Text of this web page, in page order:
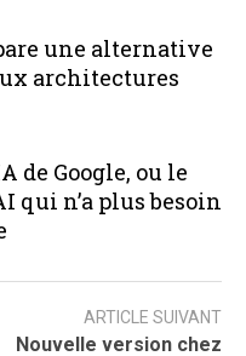
une alternative
architectures
de Google, ou le
qui n’a plus besoin
ARTICLE SUIVANT
Nouvelle version chez